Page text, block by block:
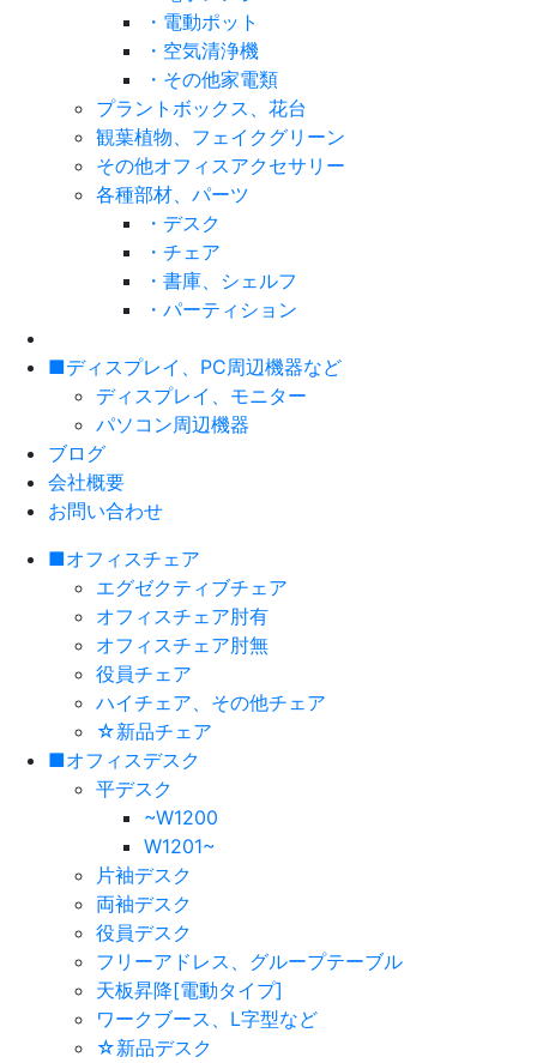
・電動ポット
・空気清浄機
・その他家電類
プラントボックス、花台
観葉植物、フェイクグリーン
その他オフィスアクセサリー
各種部材、パーツ
・デスク
・チェア
・書庫、シェルフ
・パーティション
■ディスプレイ、PC周辺機器など
ディスプレイ、モニター
パソコン周辺機器
ブログ
会社概要
お問い合わせ
■オフィスチェア
エグゼクティブチェア
オフィスチェア肘有
オフィスチェア肘無
役員チェア
ハイチェア、その他チェア
☆新品チェア
■オフィスデスク
平デスク
~W1200
W1201~
片袖デスク
両袖デスク
役員デスク
フリーアドレス、グループテーブル
天板昇降[電動タイプ]
ワークブース、L字型など
☆新品デスク